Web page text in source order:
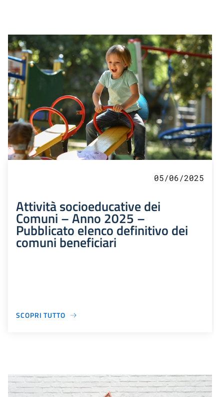
05/06/2025
Attività socioeducative dei
Comuni – Anno 2025 –
Pubblicato elenco definitivo dei
comuni beneficiari
SCOPRI TUTTO